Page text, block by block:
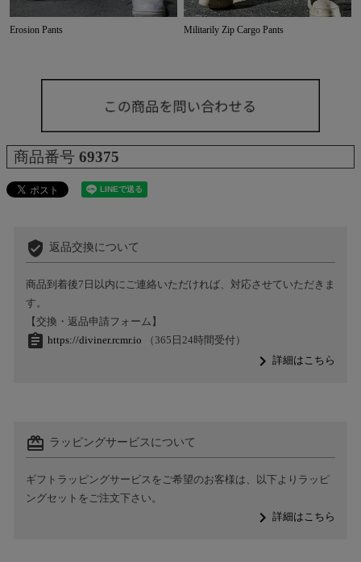
Erosion Pants Militarily Zip Cargo Pants
商品番号 69375
verified_user 返品交換について
商品到着後7日以内にご連絡いただければ、対応させていただきま
す。
【交換・返品申請フォーム】
assignment https://diviner.rcmr.io （365日24時間受付）
navigate_next詳細はこちら
card_giftcard ラッピングサービスについて
ギフトラッピングサービスをご希望のお客様は、以下よりラッピ
ングセットをご注文下さい。
navigate_next詳細はこちら